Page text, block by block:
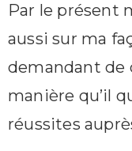
Par le présent
aussi sur ma
demandant de
manière qu’il
réussites